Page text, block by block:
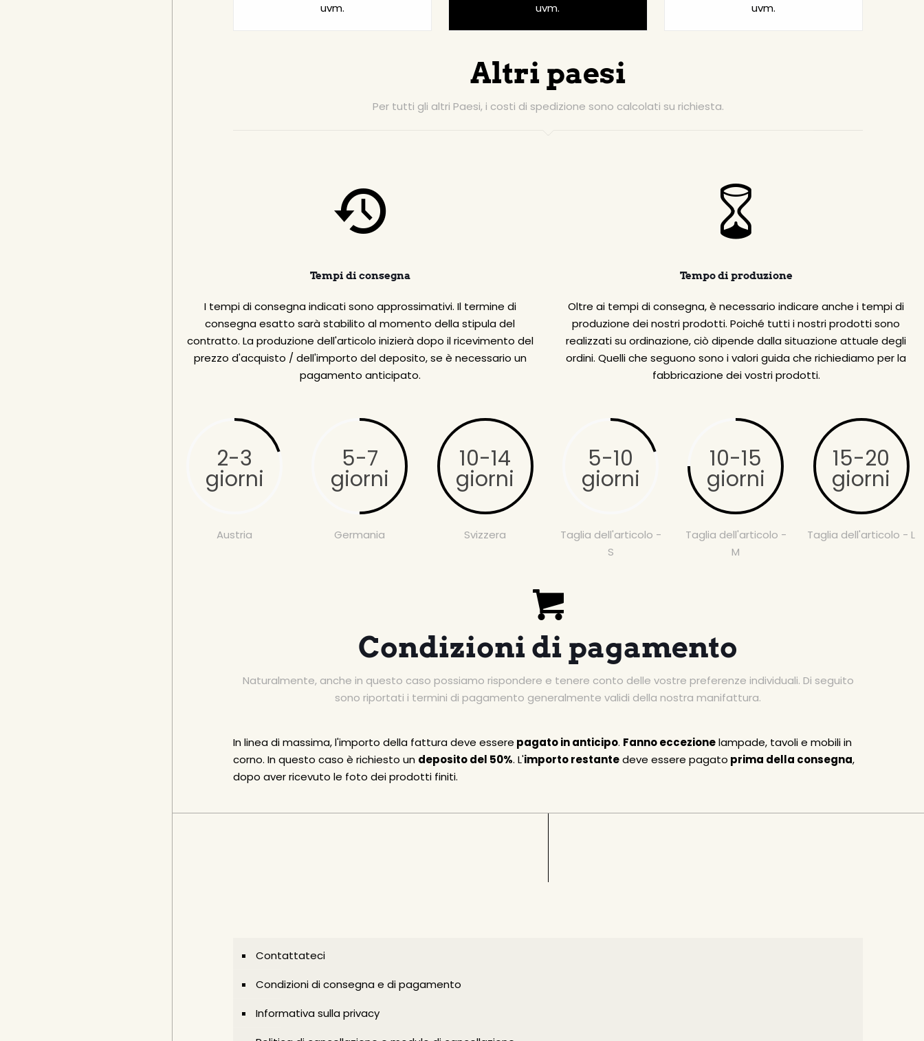
uvm. uvm. uvm.
Altri paesi
Per tutti gli altri Paesi, i costi di spedizione sono calcolati su richiesta.
Tempi di consegna
I tempi di consegna indicati sono approssimativi. Il termine di
consegna esatto sarà stabilito al momento della stipula del
contratto. La produzione dell'articolo inizierà dopo il ricevimento del
prezzo d'acquisto / dell'importo del deposito, se è necessario un
pagamento anticipato.
Tempo di produzione
Oltre ai tempi di consegna, è necessario indicare anche i tempi di
produzione dei nostri prodotti. Poiché tutti i nostri prodotti sono
realizzati su ordinazione, ciò dipende dalla situazione attuale degli
ordini. Quelli che seguono sono i valori guida che richiediamo per la
fabbricazione dei vostri prodotti.
2-3
giorni
Austria
5-7
giorni
Germania
10-14
giorni
Svizzera
5-10
giorni
Taglia dell'articolo -
S
10-15
giorni
Taglia dell'articolo -
M
15-20
giorni
Taglia dell'articolo - L
Condizioni di pagamento
Naturalmente, anche in questo caso possiamo rispondere e tenere conto delle vostre preferenze individuali. Di seguito
sono riportati i termini di pagamento generalmente validi della nostra manifattura.
In linea di massima, l'importo della fattura deve essere pagato in anticipo. Fanno eccezionelampade, tavoli e mobili in
corno. In questo caso è richiesto un deposito del 50%. L'importo restantedeve essere pagato prima della consegna,
dopo aver ricevuto le foto dei prodotti finiti.
Contattateci
Condizioni di consegna e di pagamento
Informativa sulla privacy